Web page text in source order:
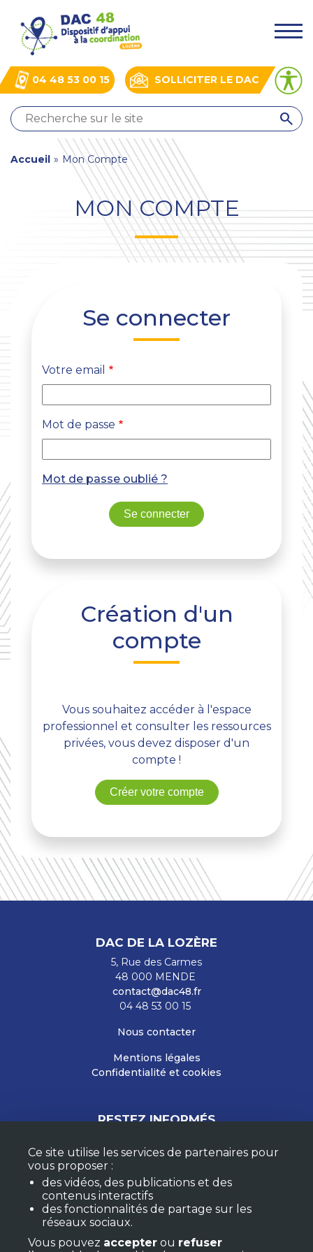
contenu
principal
SOLLICITER LE DAC
04 48 53 00 15
.
QUI
SOMMES-
?
ACTUALITÉS
You
Accueil » Mon Compte
MON COMPTE
Se connecter
Votre email
Mot de passe
Mot de passe oublié ?
Création d'un
compte
Vous souhaitez accéder à l'espace
professionnel et consulter les ressources
privées, vous devez disposer d'un
compte !
Créer votre compte
DAC DE LA LOZÈRE
5, Rue des Carmes
48 000 MENDE
contact@dac48.fr
04 48 53 00 15
Nous contacter
Mentions légales
Confidentialité et cookies
RESTEZ INFORMÉS
M'ABONNER À LA NEWSLETTER
MON COMPTE
F.A.Q.
Ce site utilise les services de partenaires pour
vous proposer :
des vidéos, des publications et des
contenus interactifs
des fonctionnalités de partage sur les
réseaux sociaux.
Vous pouvez accepter ou refuser